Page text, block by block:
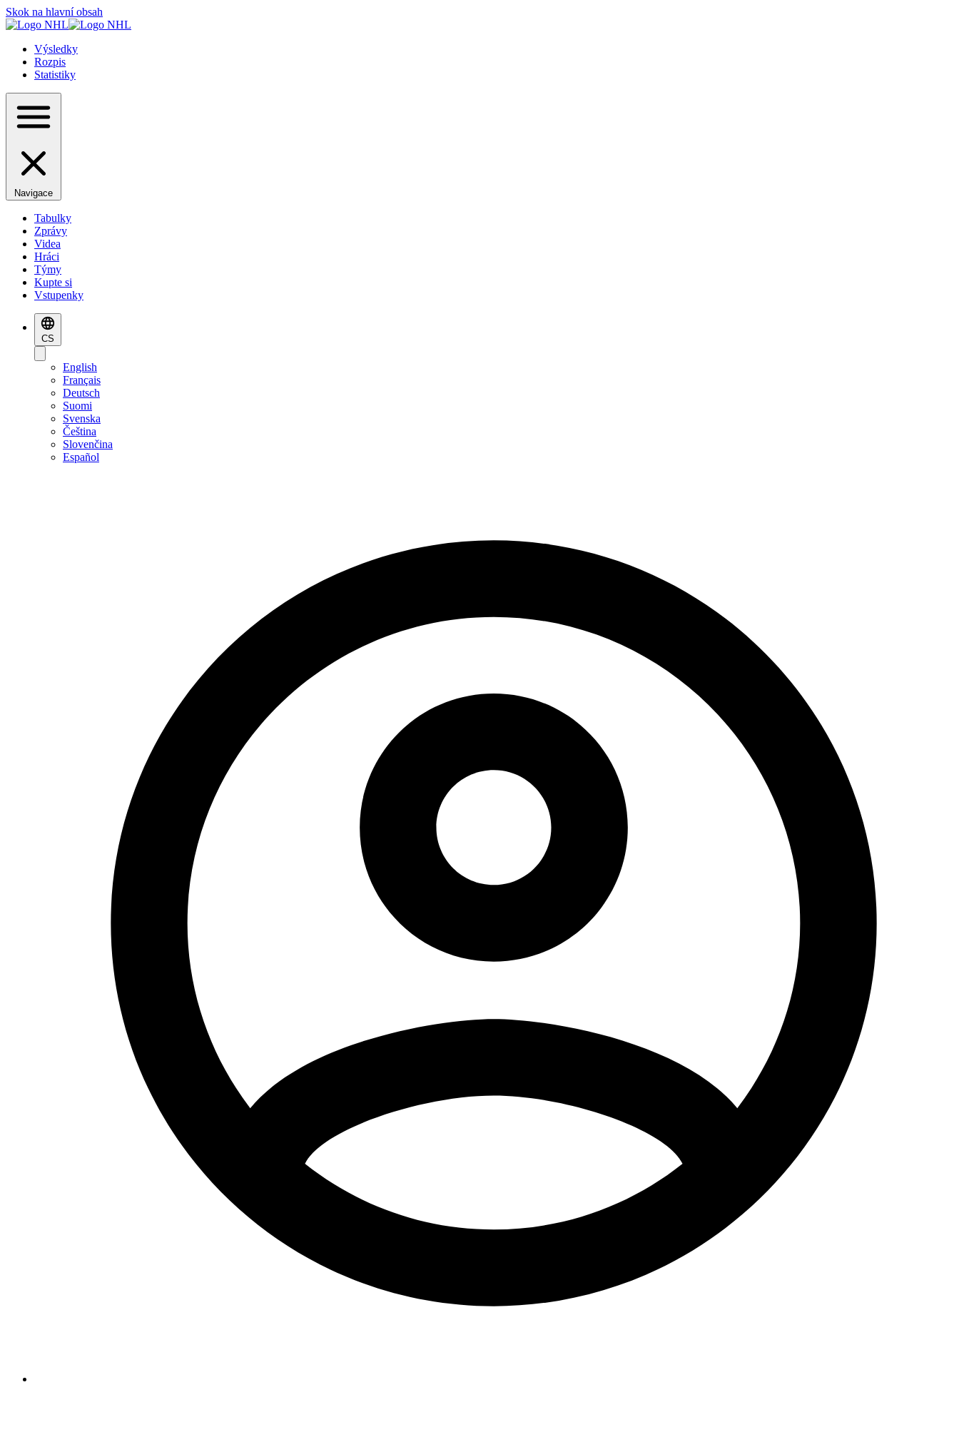
Skok na hlavní obsah
Výsledky
Rozpis
Statistiky
Navigace
Tabulky
Zprávy
Videa
Hráci
Týmy
Kupte si
Vstupenky
CS
English
Français
Deutsch
Suomi
Svenska
Čeština
Slovenčina
Español